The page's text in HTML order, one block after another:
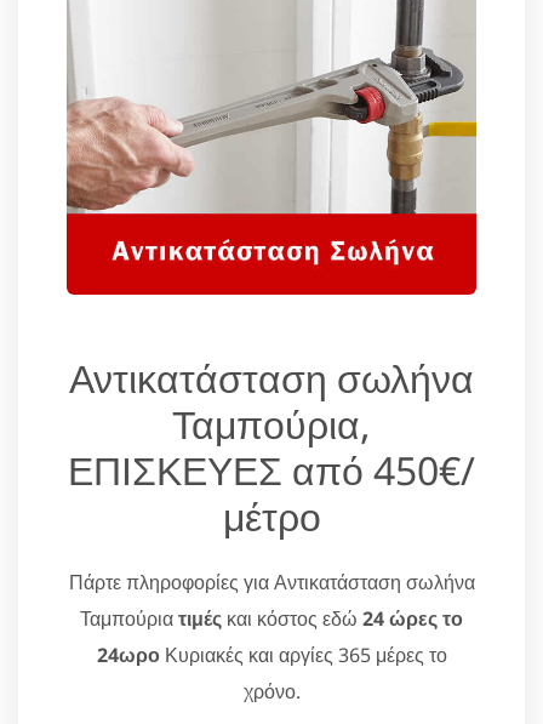
Αντικατάσταση σωλήνα
Ταμπούρια,
ΕΠΙΣΚΕΥΕΣ από 450€/
μέτρο
Πάρτε πληροφορίες για Αντικατάσταση σωλήνα
Ταμπούριατιμές και κόστος εδώ 24 ώρες το
24ωροΚυριακές και αργίες 365 μέρες το
χρόνο.